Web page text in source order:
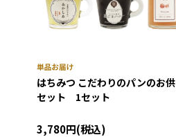
はちみつ こだわりのパンのお供
セット 1セット
3,780円(税込)